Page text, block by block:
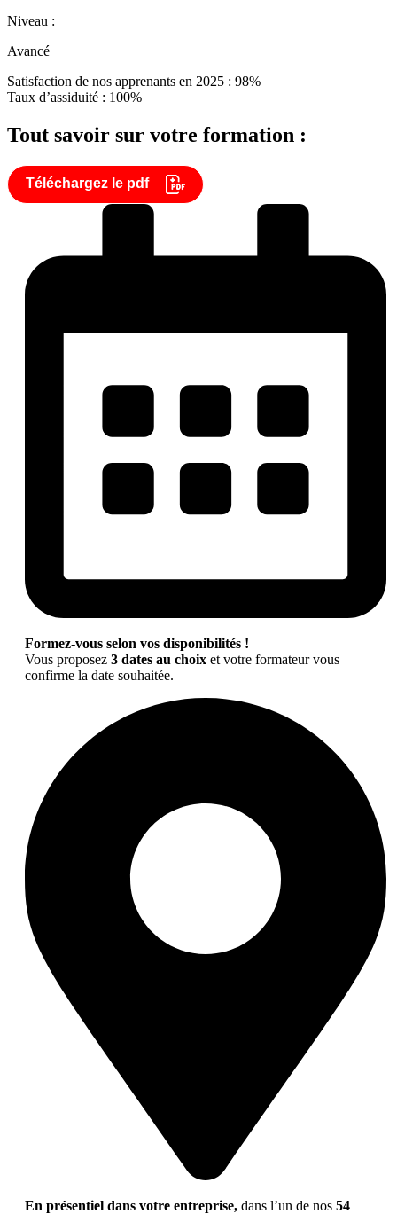
Niveau :
Avancé
Satisfaction de nos apprenants en 2025 : 98%
Taux d’assiduité : 100%
Tout savoir sur votre formation :
Téléchargez le pdf
Formez-vous selon vos disponibilités !
Vous proposez 3 dates au choix et votre formateur vous
confirme la date souhaitée.
En présentiel dans votre entreprise, dans l’un de nos 54